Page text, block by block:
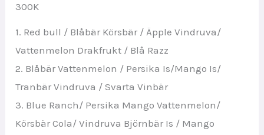
300K
1. Red bull / Blåbär Körsbär / Äpple Vindruva/
Vattenmelon Drakfrukt / Blå Razz
2. Blåbär Vattenmelon / Persika Is/Mango Is/
Tranbär Vindruva / Svarta Vinbär
3. Blue Ranch/ Persika Mango Vattenmelon/
Körsbär Cola/ Vindruva Björnbär Is / Mango